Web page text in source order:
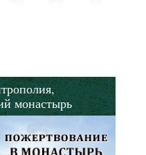
монастырь